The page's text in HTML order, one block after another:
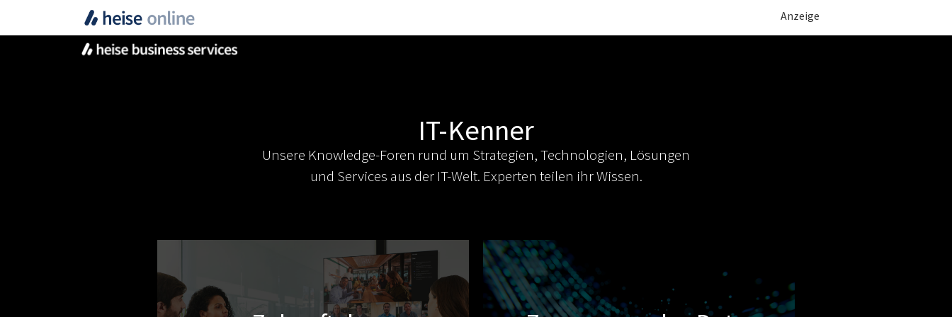
Anzeige
IT-Kenner
Unsere Knowledge-Foren rund um Strategien, Technologien, Lösungen
und Services aus der IT-Welt. Experten teilen ihr Wissen.